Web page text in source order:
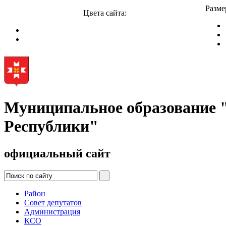
Цвета сайта:
Муниципальное
Республики"
официальный сайт
Район
Совет депутатов
Администрация
КСО